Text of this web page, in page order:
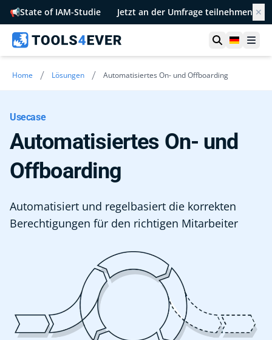
📢State of IAM-Studie Jetzt an der Umfrage teilnehmen ✕
Suche
Home / Lösungen / Automatisiertes On- und Offboarding
Usecase
Automatisiertes On- und
Offboarding
Automatisiert und regelbasiert die korrekten
Berechtigungen für den richtigen Mitarbeiter